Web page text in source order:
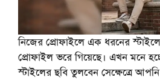
নিজের প্রোফাইলে এক ধরনের
প্রোফাইল ভরে গিয়েছে। এখন মনে
স্টাইলের ছবি তুলবেন সেক্ষেত্রে